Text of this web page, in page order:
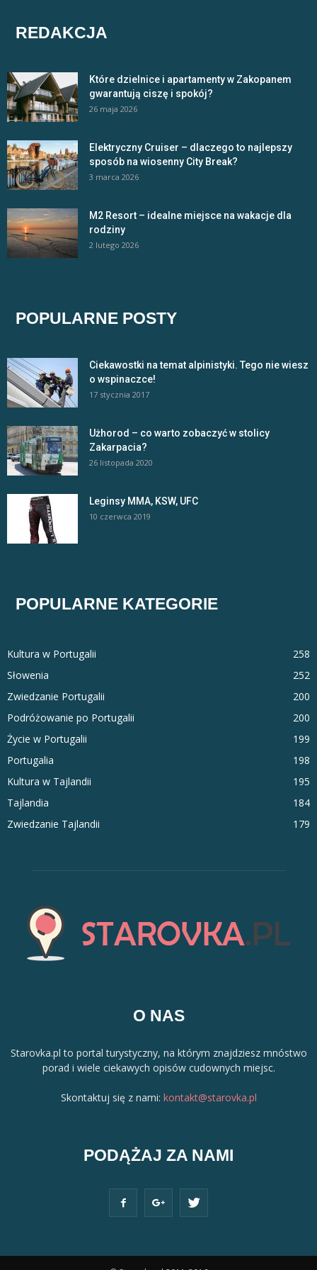
REDAKCJA
Które dzielnice i apartamenty w Zakopanem
gwarantują ciszę i spokój?
26 maja 2026
Elektryczny Cruiser – dlaczego to najlepszy
sposób na wiosenny City Break?
3 marca 2026
M2 Resort – idealne miejsce na wakacje dla
rodziny
2 lutego 2026
POPULARNE POSTY
Ciekawostki na temat alpinistyki. Tego nie wiesz
o wspinaczce!
17 stycznia 2017
Użhorod – co warto zobaczyć w stolicy
Zakarpacia?
26 listopada 2020
Leginsy MMA, KSW, UFC
10 czerwca 2019
POPULARNE KATEGORIE
Kultura w Portugalii
258
Słowenia
252
Zwiedzanie Portugalii
200
Podróżowanie po Portugalii
200
Życie w Portugalii
199
Portugalia
198
Kultura w Tajlandii
195
Tajlandia
184
Zwiedzanie Tajlandii
179
O NAS
Starovka.pl to portal turystyczny, na którym znajdziesz mnóstwo
porad i wiele ciekawych opisów cudownych miejsc.
Skontaktuj się z nami: kontakt@starovka.pl
PODĄŻAJ ZA NAMI